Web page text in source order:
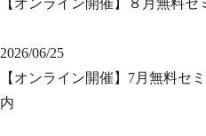
【オンライン開催】８月無料
2026/06/25
【オンライン開催】7月無料セ
内